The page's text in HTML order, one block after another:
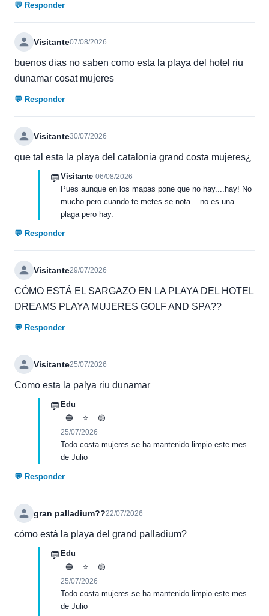
💬 Responder
Visitante07/08/2026
buenos dias no saben como esta la playa del hotel riu
dunamar cosat mujeres
💬 Responder
Visitante30/07/2026
que tal esta la playa del catalonia grand costa mujeres¿
💬Visitante 06/08/2026
Pues aunque en los mapas pone que no hay....hay! No
mucho pero cuando te metes se nota....no es una
plaga pero hay.
💬 Responder
Visitante29/07/2026
CÓMO ESTÁ EL SARGAZO EN LA PLAYA DEL HOTEL
DREAMS PLAYA MUJERES GOLF AND SPA??
💬 Responder
Visitante25/07/2026
Como esta la palya riu dunamar
💬 Edu
🔵
⭐ 🟡
25/07/2026
Todo costa mujeres se ha mantenido limpio este mes
de Julio
💬 Responder
gran palladium??22/07/2026
cómo está la playa del grand palladium?
💬 Edu
🔵
⭐ 🟡
25/07/2026
Todo costa mujeres se ha mantenido limpio este mes
de Julio